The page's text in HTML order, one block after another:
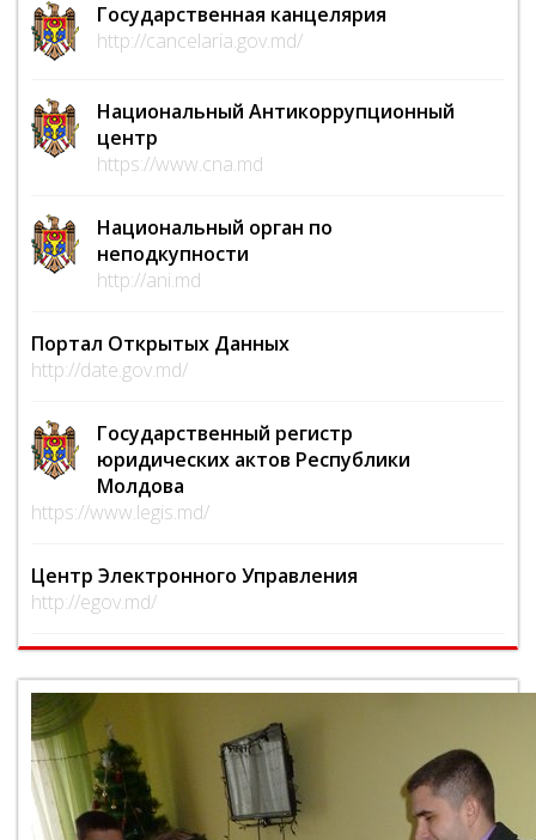
Государственная канцелярия
http://cancelaria.gov.md/
Национальный Антикоррупционный
центр
https://www.cna.md
Национальный орган по
неподкупности
http://ani.md
Портал Открытых Данных
http://date.gov.md/
Государственный регистр
юридических актов Республики
Молдова
https://www.legis.md/
Центр Электронного Управления
http://egov.md/